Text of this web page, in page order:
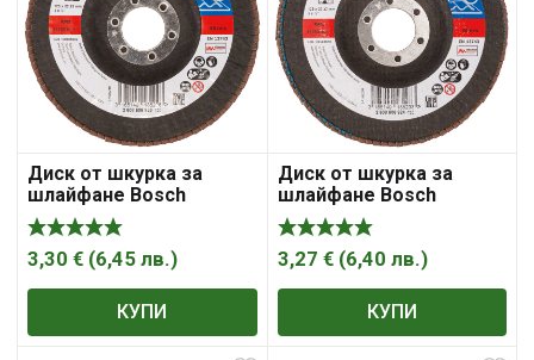
Диск от шкурка за
шлайфане Bosch
ламелен за метал и
неръждаема стомана
125 мм, 22.23 мм, P60,
3,30 € (6,45 лв.)
КУПИ
Диск от шкурка за
шлайфане Bosch
ламелен за метал и
неръждаема стомана
125 мм, 22.23 мм, P80,
3,27 € (6,40 лв.)
КУПИ